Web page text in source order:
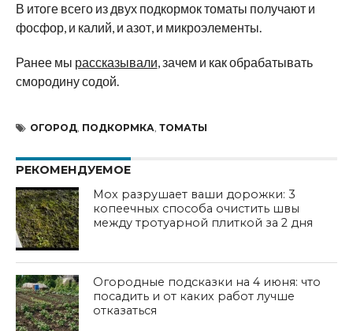
В итоге всего из двух подкормок томаты получают и
фосфор, и калий, и азот, и микроэлементы.
Ранее мы рассказывали, зачем и как обрабатывать
смородину содой.
ОГОРОД, ПОДКОРМКА, ТОМАТЫ
РЕКОМЕНДУЕМОЕ
Мох разрушает ваши дорожки: 3
копеечных способа очистить швы
между тротуарной плиткой за 2 дня
Огородные подсказки на 4 июня: что
посадить и от каких работ лучше
отказаться